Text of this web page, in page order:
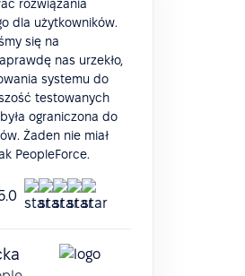
rozwiązania
dla użytkowników.
się na
nas urzekło,
systemu do
testowanych
ograniczona do
Żaden nie miał
PeopleForce.